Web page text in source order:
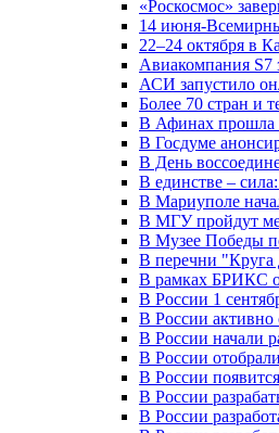
«Роскосмос»
14 июня-
22–24 октября в
Авиакомпания S7
АСИ запустило
Более 70 стран и
В Афинах прошла
В Госдуме
В День
В единстве –
В Мариуполе
В МГУ пройдут
В Музее Победы
В перечни "Круга
В рамках БРИКС
В России 1
В России активно
В России начали
В России
В России
В России
В России